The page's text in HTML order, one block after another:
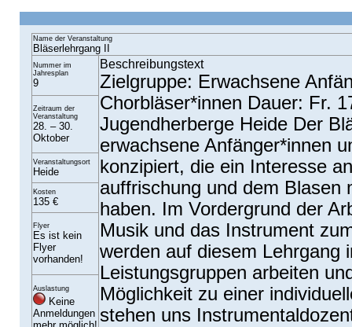
Name der Veranstaltung
Bläserlehrgang II
Nummer im
Jahresplan
9
Beschreibungstext
Zielgruppe: Erwachsene
Chorbläser*innen Dauer: Fr.
Jugendherberge Heide Der
erwachsene Anfänger*innen
konzipiert, die ein Interesse
auffrischung und dem Blasen
haben. Im Vordergrund der
Musik und das Instrument
werden auf diesem Lehrgang
Leistungsgruppen arbeiten
Möglichkeit zu einer
stehen uns
Zeitraum der
Veranstaltung
28. – 30.
Oktober
Veranstaltungsort
Heide
Kosten
135 €
Flyer
Es ist kein
Flyer
vorhanden!
Auslastung
Keine
Anmeldungen